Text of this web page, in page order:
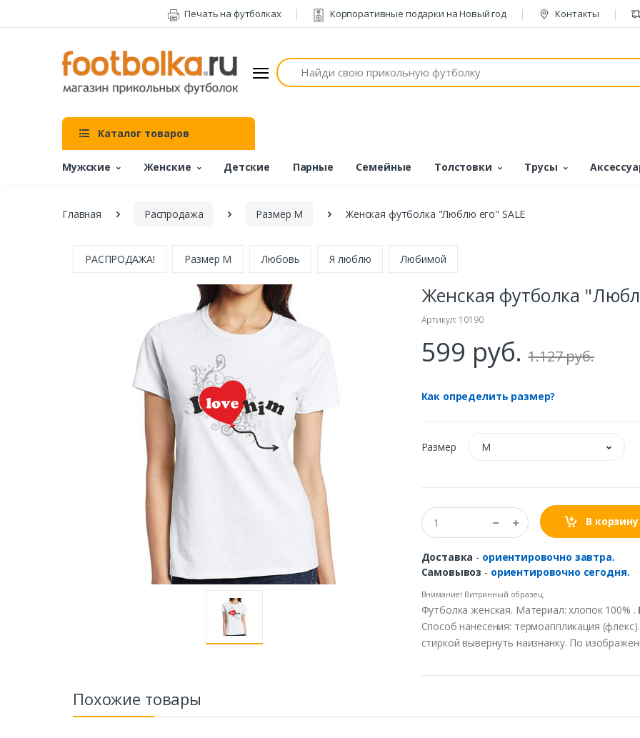
Печать на футболках Корпоративные подарки на Новый год Контакты
Поиск
Каталог товаров
Мужские Женские Детские Парные Семейные Толстовки Трусы
Главная Распродажа Размер M Женская футболка "Люблю его" SALE
РАСПРОДАЖА! Размер M Любовь Я люблю Любимой
Женская футболка
Артикул: 10190
599 руб. 1.127 руб.
Как определить размер?
Размер М
В корзину
Доставка - ориентировочно завтра.
Самовывоз - ориентировочно сегодня.
Внимание! Витринный образец.
Футболка женская. Материал: хлопок 100% .
Способ нанесения: термоаппликация
стиркой вывернуть наизнанку. По
Похожие товары